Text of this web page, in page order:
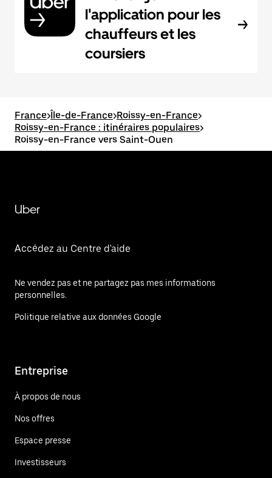
l'application pour les
chauffeurs et les
coursiers
France>Île-de-France>Roissy-en-France>
Roissy-en-France : itinéraires populaires>
Roissy-en-France vers Saint-Ouen
Uber
Accédez au Centre d'aide
Ne vendez pas et ne partagez pas mes informations
personnelles.
Politique relative aux données Google
Entreprise
À propos de nous
Nos offres
Espace presse
Investisseurs